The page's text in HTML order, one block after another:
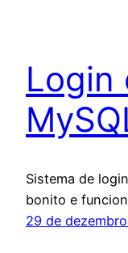
Login
Sistema de
bonito e
29 de